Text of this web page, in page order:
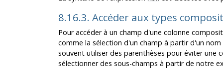
8.16.3. Accéder aux types
Pour accéder à un champ d'une colonne
comme la sélection d'un champ à partir d'un
souvent utiliser des parenthèses pour éviter une
sélectionner des sous-champs à partir de notre